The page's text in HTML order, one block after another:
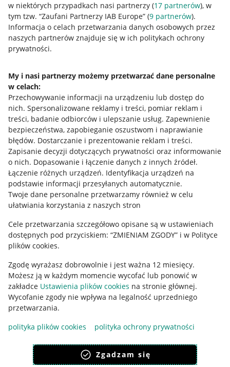
w niektórych przypadkach nasi partnerzy (17 partnerów), w
tym tzw. “Zaufani Partnerzy IAB Europe” (9 partnerów).
Informacja o celach przetwarzania danych osobowych przez
naszych partnerów znajduje się w ich politykach ochrony
prywatności.
My i nasi partnerzy możemy przetwarzać dane personalne
w celach:
Przechowywanie informacji na urządzeniu lub dostęp do
nich. Spersonalizowane reklamy i treści, pomiar reklam i
treści, badanie odbiorców i ulepszanie usług. Zapewnienie
bezpieczeństwa, zapobieganie oszustwom i naprawianie
błędów. Dostarczanie i prezentowanie reklam i treści.
Zapisanie decyzji dotyczących prywatności oraz informowanie
o nich. Dopasowanie i łączenie danych z innych źródeł.
Łączenie różnych urządzeń. Identyfikacja urządzeń na
podstawie informacji przesyłanych automatycznie.
Twoje dane personalne przetwarzamy również w celu
ułatwiania korzystania z naszych stron
Cele przetwarzania szczegółowo opisane są w ustawieniach
dostępnych pod przyciskiem: “ZMIENIAM ZGODY” i w Polityce
plików cookies.
Zgodę wyrażasz dobrowolnie i jest ważna 12 miesięcy.
Możesz ją w każdym momencie wycofać lub ponowić w
zakładce Ustawienia plików cookies na stronie głównej.
Wycofanie zgody nie wpływa na legalność uprzedniego
przetwarzania.
polityka plików cookies
polityka ochrony prywatności
Zgadzam się
Przydatne informacje
Jak to działa
Allegro Gadane dla sprzedających
Allegro Gadane dla kupujących
Mapa miejscowości
Informacje prawne
Regulamin
Polityka plików "cookies"
Ustawienia plików "cookies"
Udostępnianie lokalizacji
Informacje dla Aktu o Usługach Cyfrowych
Pobierz aplikację